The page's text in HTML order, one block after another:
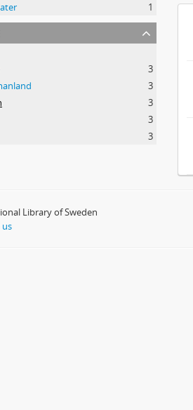
1
3
3
3
3
3
Library of Sweden